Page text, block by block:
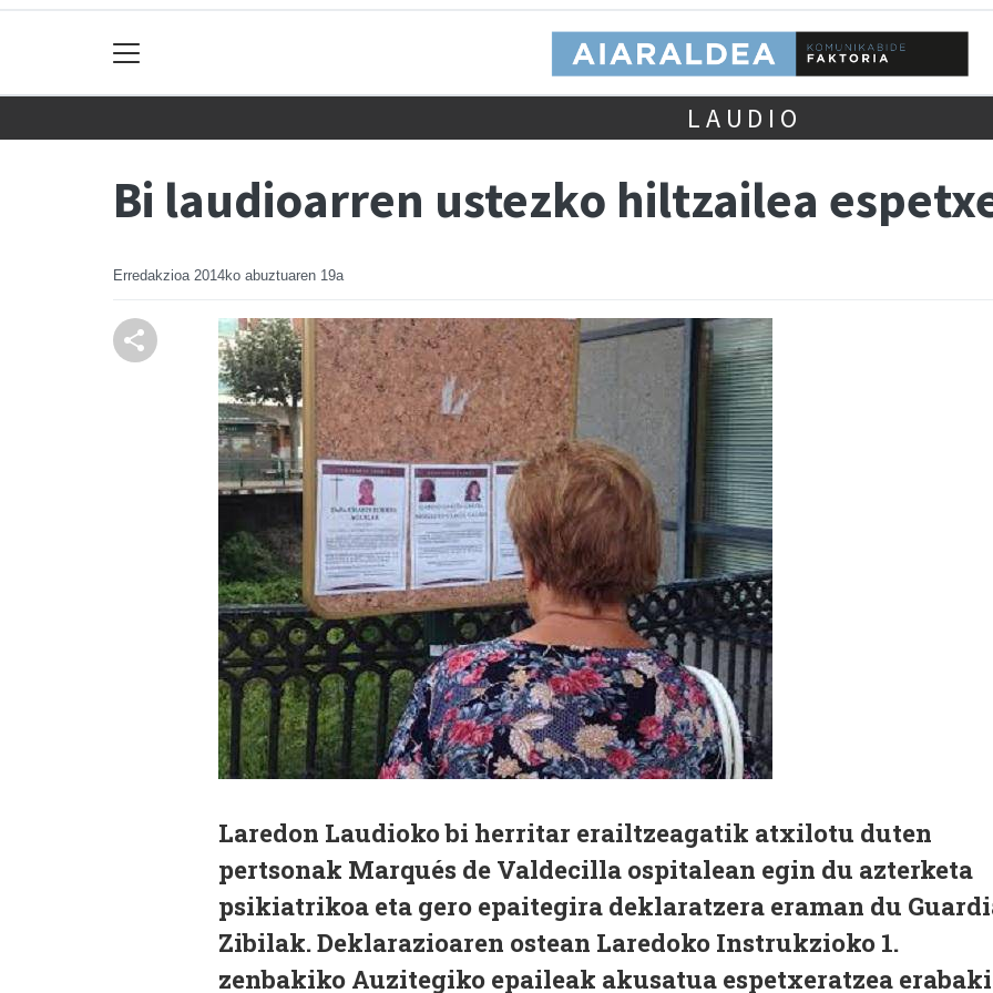
LAUDIO
Bi laudioarren ustezko hiltzailea
Erredakzioa 2014ko abuztuaren 19a
Laredon Laudioko bi herritar erailtzeagatik atxilotu duten
pertsonak Marqués de Valdecilla ospitalean egin du azterketa
psikiatrikoa eta gero epaitegira deklaratzera eraman du
Zibilak. Deklarazioaren ostean Laredoko Instrukzioko 1.
zenbakiko Auzitegiko epaileak akusatua espetxeratzea erabaki